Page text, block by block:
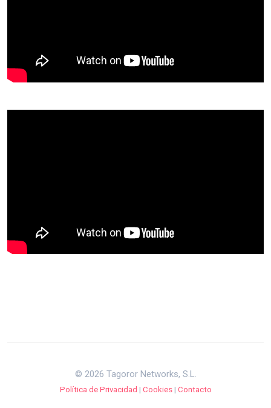
© 2026 Tagoror Networks, S.L.
Política de Privacidad | Cookies| Contacto